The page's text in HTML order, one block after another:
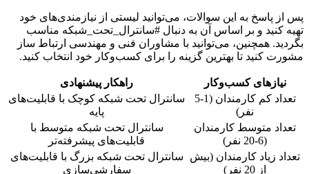
پس از پاسخ به این سوالات، می‌توانید لیستی از نیازمندی‌های خود
تهیه کنید و بر اساس آن به دنبال #سانترال_تحت_شبکه مناسب
بگردید. همچنین، می‌توانید با مشاوران فنی و مهندسی ارتباط ساز
مشورت کنید تا بهترین گزینه را برای کسب‌وکار خود انتخاب کنید.
نیازهای کسب‌وکار
راهکار پیشنهادی
تعداد کم کارمندان (1-5
نفر)
سانترال تحت شبکه کوچک با قابلیت‌های
پایه
تعداد متوسط کارمندان
(6-20 نفر)
سانترال تحت شبکه متوسط با
قابلیت‌های پیشرفته‌تر
تعداد زیاد کارمندان (بیش
از 20 نفر)
سانترال تحت شبکه بزرگ با قابلیت‌های
سفارشی‌سازی